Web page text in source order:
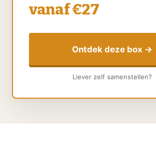
vanaf €27
Ontdek deze box →
Liever zelf samenstellen?